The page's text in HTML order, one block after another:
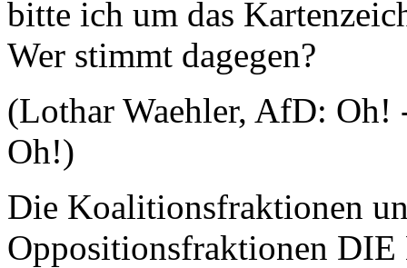
bitte ich um das
Wer stimmt dagegen?
(Lothar Waehler, AfD:
Oh!)
Die Koalitionsfraktionen
Oppositionsfraktionen